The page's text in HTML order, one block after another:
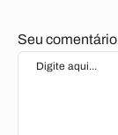
Seu